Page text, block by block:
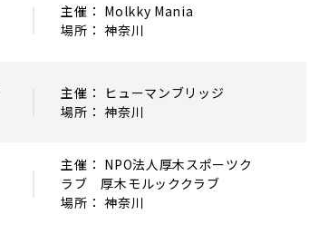
主催： Molkky Mania
場所： 神奈川
主催： ヒューマンブリッジ
場所： 神奈川
主催： NPO法人厚木スポーツク
ラブ 厚木モルッククラブ
場所： 神奈川